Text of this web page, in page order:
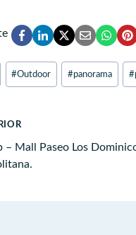
#Outdoor #panorama #
– Mall Paseo Los